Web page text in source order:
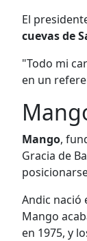
El
cuevas de
"Todo mi
en un
Mango,
Gracia de
Andic nació
Mango
en 1975, y